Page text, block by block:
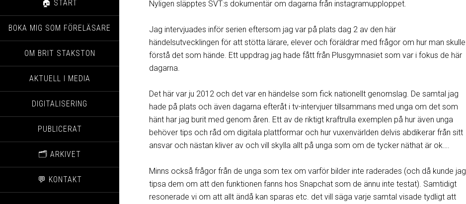
🏠 START
BOKA MIG SOM FÖRELÄSARE
OM BRIT STAKSTON
AKTUELL I MEDIA
DIGITALISERING
PUBLICERAT
🗂️ ARKIVET
💬 KONTAKT
Nyligen släpptes SVT:s dokumentär om dagarna från instagramupploppet.
Jag intervjuades inför serien eftersom jag var på plats dag 2 av den här
händelsutvecklingen för att stötta lärare, elever och föräldrar med frågor om hur man skulle
förstå det som hände. Ett uppdrag jag hade fått från Plusgymnasiet som var i fokus de här
dagarna.
Det här var ju 2012 och det var en händelse som fick nationellt genomslag. De samtal jag
hade på plats och även dagarna efteråt i tv-intervjuer tillsammans med unga om det som
hänt har jag burit med genom åren. Ett av de riktigt kraftrulla exemplen på hur även unga
behöver tips och råd om digitala plattformar och hur vuxenvärlden delvis abdikerar från sitt
ansvar och nästan kliver av och vill skylla allt på unga som om de tycker näthat är ok….
Minns också frågor från de unga som tex om varför bilder inte raderades (och då kunde jag
tipsa dem om att den funktionen fanns hos Snapchat som de ännu inte testat). Samtidigt
resonerade vi om att allt ändå kan sparas etc. det vill säga varje samtal visade tydligt att